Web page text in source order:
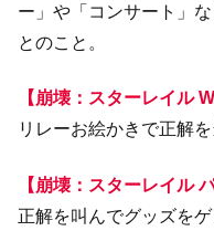
ー」や「コンサート」
とのこと。
【崩壊：スターレイル
リレーお絵かきで正解
【崩壊：スターレイル
正解を叫んでグッズをゲ